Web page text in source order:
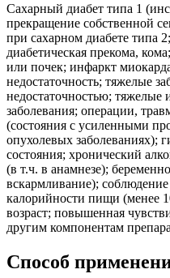
Сахарный диабет типа 1
прекращение собственной
при сахарном диабете типа
диабетическая прекома,
или почек; инфаркт
недостаточность; тяжелые
недостаточностью;
заболевания; операции,
(состояния с усиленными
опухолевых заболеваниях);
состояния; хронический
(в т.ч. в анамнезе);
вскармливание);
калорийности пищи (менее
возраст; повышенная
другим компонентам
Способ